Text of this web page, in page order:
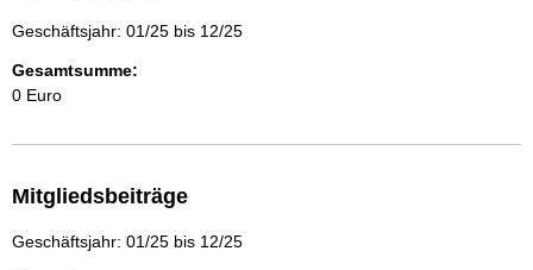
Geschäftsjahr: 01/25 bis 12/25
Gesamtsumme:
0 Euro
Mitgliedsbeiträge
Geschäftsjahr: 01/25 bis 12/25